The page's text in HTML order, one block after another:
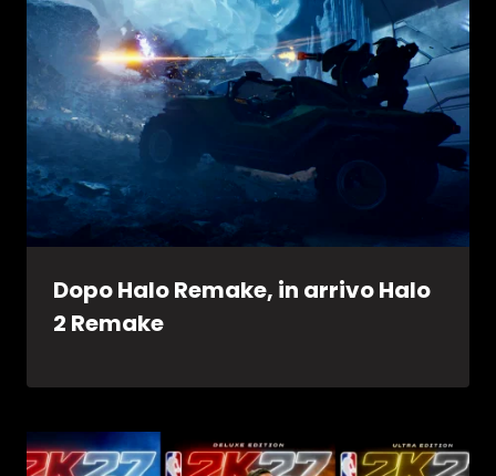
Dopo Halo Remake, in arrivo Halo
2 Remake